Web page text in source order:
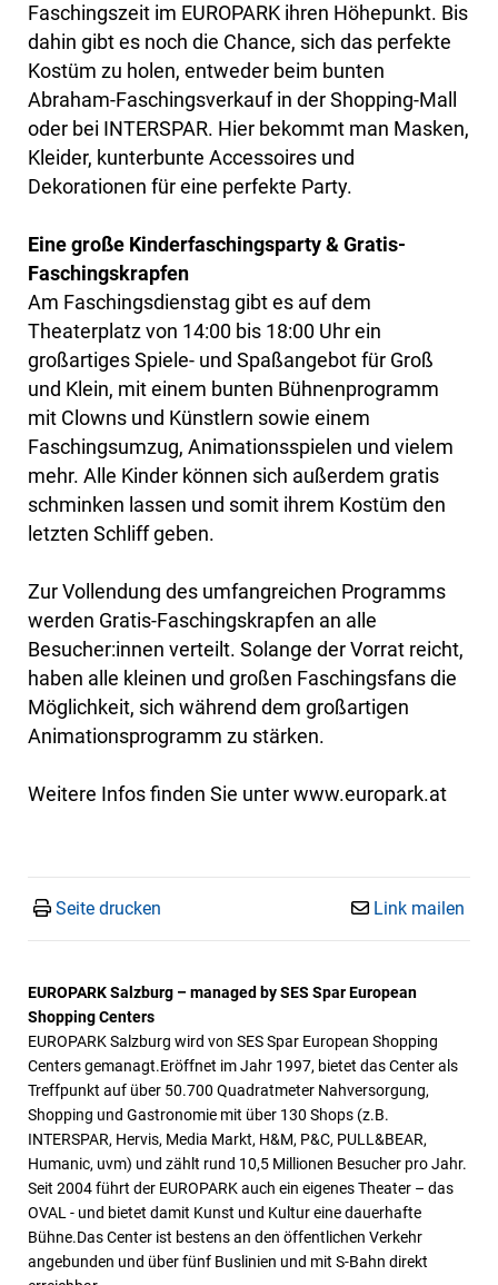
Faschingszeit im EUROPARK ihren Höhepunkt. Bis
dahin gibt es noch die Chance, sich das perfekte
Kostüm zu holen, entweder beim bunten
Abraham-Faschingsverkauf in der Shopping-Mall
oder bei INTERSPAR. Hier bekommt man Masken,
Kleider, kunterbunte Accessoires und
Dekorationen für eine perfekte Party.
Eine große Kinderfaschingsparty & Gratis-
Faschingskrapfen
Am Faschingsdienstag gibt es auf dem
Theaterplatz von 14:00 bis 18:00 Uhr ein
großartiges Spiele- und Spaßangebot für Groß
und Klein, mit einem bunten Bühnenprogramm
mit Clowns und Künstlern sowie einem
Faschingsumzug, Animationsspielen und vielem
mehr. Alle Kinder können sich außerdem gratis
schminken lassen und somit ihrem Kostüm den
letzten Schliff geben.
Zur Vollendung des umfangreichen Programms
werden Gratis-Faschingskrapfen an alle
Besucher:innen verteilt. Solange der Vorrat reicht,
haben alle kleinen und großen Faschingsfans die
Möglichkeit, sich während dem großartigen
Animationsprogramm zu stärken.
Weitere Infos finden Sie unter www.europark.at
Seite drucken Link mailen
EUROPARK Salzburg – managed by SES Spar European
Shopping Centers
EUROPARK Salzburg wird von SES Spar European Shopping
Centers gemanagt.Eröffnet im Jahr 1997, bietet das Center als
Treffpunkt auf über 50.700 Quadratmeter Nahversorgung,
Shopping und Gastronomie mit über 130 Shops (z.B.
INTERSPAR, Hervis, Media Markt, H&M, P&C, PULL&BEAR,
Humanic, uvm) und zählt rund 10,5 Millionen Besucher pro Jahr.
Seit 2004 führt der EUROPARK auch ein eigenes Theater – das
OVAL - und bietet damit Kunst und Kultur eine dauerhafte
Bühne.Das Center ist bestens an den öffentlichen Verkehr
angebunden und über fünf Buslinien und mit S-Bahn direkt